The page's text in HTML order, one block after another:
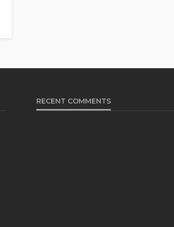
RECENT COMMENTS